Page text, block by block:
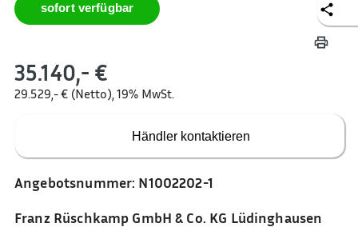
sofort verfügbar
35.140,- €
29.529,- € (Netto), 19% MwSt.
Händler kontaktieren
Angebotsnummer: N1002202-1
Franz Rüschkamp GmbH & Co. KG Lüdinghausen